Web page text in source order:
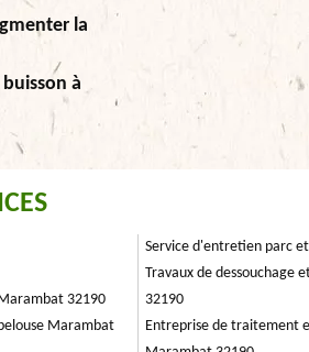
la
à
32190
Marambat
Service d'entretien parc
Travaux de dessouchage
32190
Entreprise de traitement